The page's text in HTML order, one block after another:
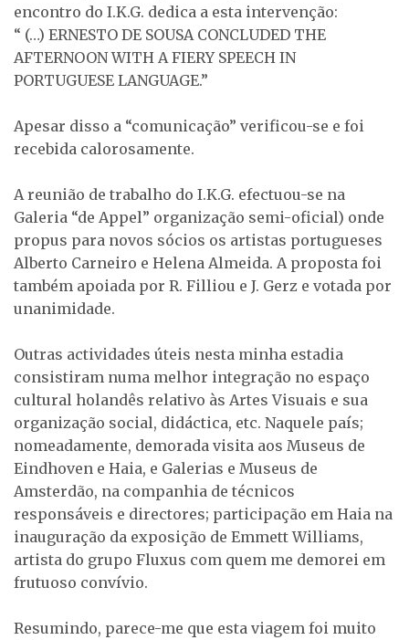
encontro do I.K.G. dedica a esta intervenção:
“ (…) ERNESTO DE SOUSA CONCLUDED THE
AFTERNOON WITH A FIERY SPEECH IN
PORTUGUESE LANGUAGE.”
Apesar disso a “comunicação” verificou-se e foi
recebida calorosamente.
A reunião de trabalho do I.K.G. efectuou-se na
Galeria “de Appel” organização semi-oficial) onde
propus para novos sócios os artistas portugueses
Alberto Carneiro e Helena Almeida. A proposta foi
também apoiada por R. Filliou e J. Gerz e votada por
unanimidade.
Outras actividades úteis nesta minha estadia
consistiram numa melhor integração no espaço
cultural holandês relativo às Artes Visuais e sua
organização social, didáctica, etc. Naquele país;
nomeadamente, demorada visita aos Museus de
Eindhoven e Haia, e Galerias e Museus de
Amsterdão, na companhia de técnicos
responsáveis e directores; participação em Haia na
inauguração da exposição de Emmett Williams,
artista do grupo Fluxus com quem me demorei em
frutuoso convívio.
Resumindo, parece-me que esta viagem foi muito